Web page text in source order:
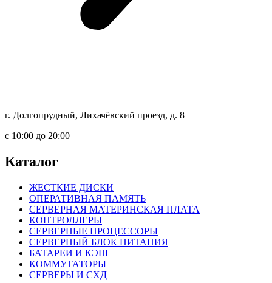
г. Долгопрудный, Лихачёвский проезд, д. 8
c 10:00 до 20:00
Каталог
ЖЕСТКИЕ ДИСКИ
ОПЕРАТИВНАЯ ПАМЯТЬ
СЕРВЕРНАЯ МАТЕРИНСКАЯ ПЛАТА
КОНТРОЛЛЕРЫ
СЕРВЕРНЫЕ ПРОЦЕССОРЫ
СЕРВЕРНЫЙ БЛОК ПИТАНИЯ
БАТАРЕИ И КЭШ
КОММУТАТОРЫ
СЕРВЕРЫ И СХД